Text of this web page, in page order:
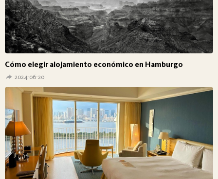
Cómo elegir alojamiento económico en Hamburgo
2024-06-20